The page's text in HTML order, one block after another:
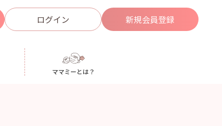
ログイン 新規会員登録
ママミーとは？